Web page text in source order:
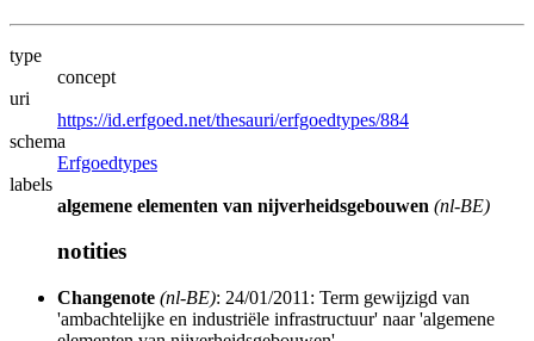
type
concept
uri
https://id.erfgoed.net/thesauri/erfgoedtypes/884
schema
Erfgoedtypes
labels
algemene elementen van nijverheidsgebouwen (nl-BE)
notities
Changenote (nl-BE): 24/01/2011: Term gewijzigd van
'ambachtelijke en industriële infrastructuur' naar 'algemene